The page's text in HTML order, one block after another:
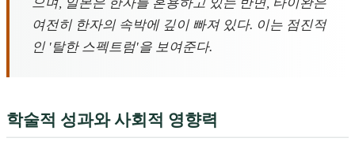
여전히 한자의 속박에 깊이 빠져 있다. 이는 점진적
인 '탈한 스펙트럼'을 보여준다.
학술적 성과와 사회적 영향력